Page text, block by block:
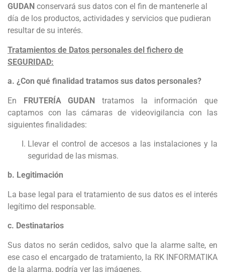
GUDAN conservará sus datos con el fin de mantenerle al
día de los productos, actividades y servicios que pudieran
resultar de su interés.
Tratamientos de Datos personales del fichero de
SEGURIDAD:
a. ¿Con qué finalidad tratamos sus datos personales?
En FRUTERÍA GUDAN
tratamos la información que
captamos con las cámaras de videovigilancia con las
siguientes finalidades:
Llevar el control de accesos a las instalaciones y la
seguridad de las mismas.
b. Legitimación
La base legal para el tratamiento de sus datos es el interés
legítimo del responsable.
c. Destinatarios
Sus datos no serán cedidos, salvo que la alarme salte, en
ese caso el encargado de tratamiento, la RK INFORMATIKA
de la alarma, podría ver las imágenes.